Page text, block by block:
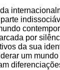
por
da sua
um